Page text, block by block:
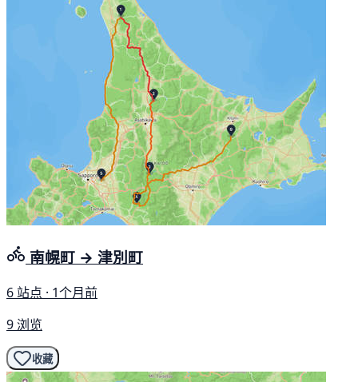
南幌町 → 津別町
6 站点 · 1个月前
9 浏览
收藏